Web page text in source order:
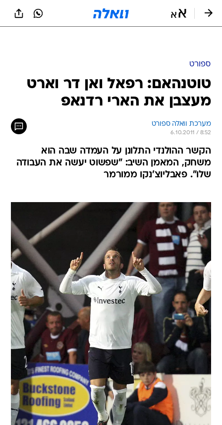
ספורט
טוטנהאם: רפאל ואן דר וארט
מעצבן את הארי רדנאפ
מערכת וואלה ספורט
6.10.2011 / 8:52
הקשר ההולנדי התלונן על העמדה שבה הוא
משחק, המאמן השיב: "שפשוט יעשה את העבודה
שלו". פאבליוצ'נקו ממורמר